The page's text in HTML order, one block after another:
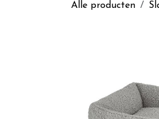
Alle producten